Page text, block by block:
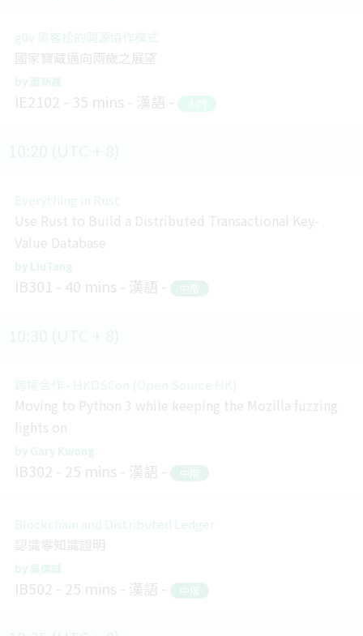
g0v 黑客松的開源協作模式
國家寶藏邁向兩歲之展望
蕭新晟
IE2102 35 mins 漢語 入門
Everything in Rust
Use Rust to Build a Distributed Transactional Key-
Value Database
LiuTang
IB301 40 mins 漢語 中階
跨境合作 - HKOSCon (Open Source HK)
Moving to Python 3 while keeping the Mozilla fuzzing
lights on
Gary Kwong
IB302 25 mins 漢語 中階
Blockchain and Distributed Ledger
認識零知識證明
吳偉誠
IB502 25 mins 漢語 中階